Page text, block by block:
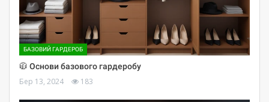
БАЗОВИЙ ГАРДЕРОБ
🧥 Основи базового гардеробу
Бер 13, 2024 183